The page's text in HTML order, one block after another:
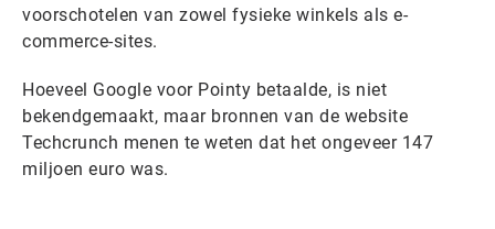
voorschotelen van zowel fysieke winkels als e-
commerce-sites.
Hoeveel Google voor Pointy betaalde, is niet
bekendgemaakt, maar bronnen van de website
Techcrunch menen te weten dat het ongeveer 147
miljoen euro was.